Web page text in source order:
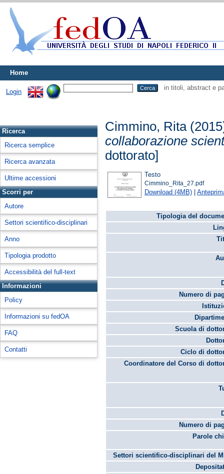
Home
Login
in titoli, abstract e
Ricerca
Ricerca semplice
Ricerca avanzata
Ultime accessioni
Scorri per
Autore
Settori scientifico-disciplinari
Anno
Tipologia prodotto
Accessibilità del full-text
Informazioni
Policy
Informazioni su fedOA
FAQ
Contatti
Cimmino, Rita
collaborazione
dottorato]
Testo
Cimmino_Rita_27.pdf
Download (4MB) |
Tipologia del
Numero di
Scuola di
Ciclo di
Coordinatore del Corso di
Numero di
Parole
Settori scientifico-disciplinari del